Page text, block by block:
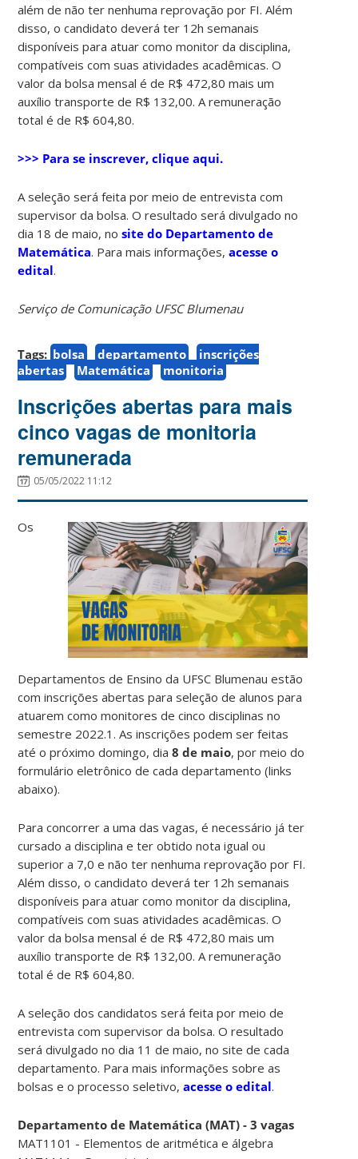
além de não ter nenhuma reprovação por FI. Além
disso, o candidato deverá ter 12h semanais
disponíveis para atuar como monitor da disciplina,
compatíveis com suas atividades acadêmicas. O
valor da bolsa mensal é de R$ 472,80 mais um
auxílio transporte de R$ 132,00. A remuneração
total é de R$ 604,80.
>>> Para se inscrever, clique aqui.
A seleção será feita por meio de entrevista com
supervisor da bolsa. O resultado será divulgado no
dia 18 de maio, nosite do Departamento de
Matemática. Para mais informações,acesse o
edital.
Serviço de Comunicação UFSC Blumenau
Tags: bolsa departamento
inscrições
abertas
Matemática monitoria
Inscrições abertas para mais
cinco vagas de monitoria
remunerada
05/05/2022 11:12
Os
Departamentos de Ensino da UFSC Blumenau estão
com inscrições abertas para seleção de alunos para
atuarem como monitores de cinco disciplinas no
semestre 2022.1. As inscrições podem ser feitas
até o próximo domingo, dia8 de maio, por meio do
formulário eletrônico de cada departamento (links
abaixo).
Para concorrer a uma das vagas, é necessário já ter
cursado a disciplina e ter obtido nota igual ou
superior a 7,0 e não ter nenhuma reprovação por FI.
Além disso, o candidato deverá ter 12h semanais
disponíveis para atuar como monitor da disciplina,
compatíveis com suas atividades acadêmicas. O
valor da bolsa mensal é de R$ 472,80 mais um
auxílio transporte de R$ 132,00. A remuneração
total é de R$ 604,80.
A seleção dos candidatos será feita por meio de
entrevista com supervisor da bolsa. O resultado
será divulgado no dia 11 de maio, no site de cada
departamento. Para mais informações sobre as
bolsas e o processo seletivo,acesse o edital.
Departamento de Matemática (MAT) - 3 vagas
MAT1101 - Elementos de aritmética e álgebra